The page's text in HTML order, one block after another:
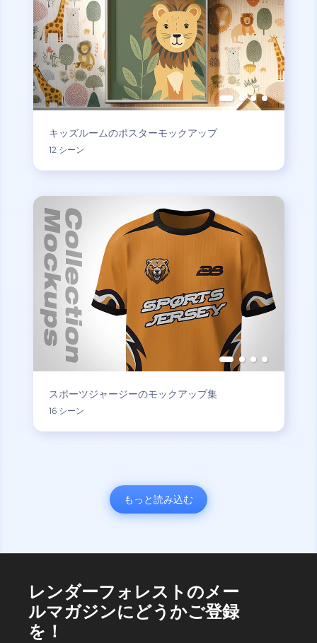
キッズルームのポスターモックアップ
12 シーン
スポーツジャージーのモックアップ集
16 シーン
もっと読み込む
レンダーフォレストのメー
ルマガジンにどうかご登録
を！